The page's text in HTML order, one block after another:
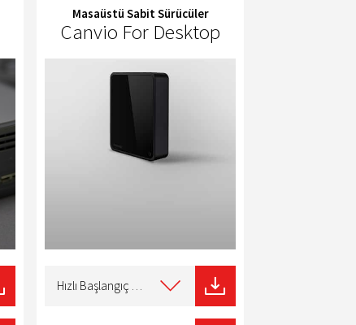
Masaüstü Sabit Sürücüler
Canvio For Desktop
type Hızlı Başlangıç Kılavuzu